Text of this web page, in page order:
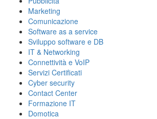
Marketing
Comunicazione
Software as a service
Sviluppo software e DB
IT & Networking
Connettività e VoIP
Servizi Certificati
Cyber security
Contact Center
Formazione IT
Domotica